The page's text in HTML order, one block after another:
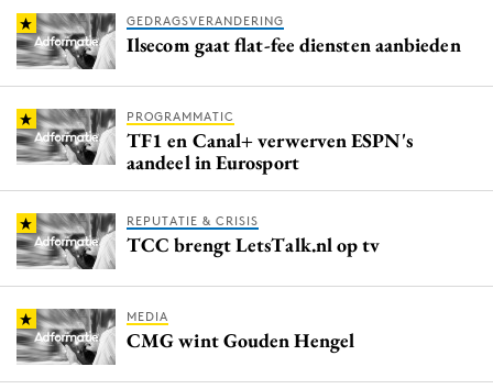
GEDRAGSVERANDERING
Ilsecom gaat flat-fee diensten aanbieden
PROGRAMMATIC
TF1 en Canal+ verwerven ESPN's
aandeel in Eurosport
REPUTATIE & CRISIS
TCC brengt LetsTalk.nl op tv
MEDIA
CMG wint Gouden Hengel